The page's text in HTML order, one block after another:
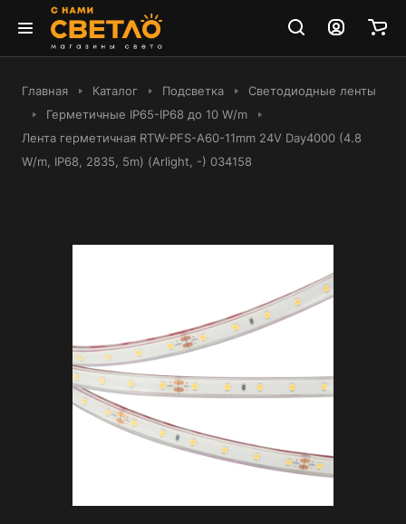
Главная Каталог Подсветка
Светодиодные ленты
Герметичные IP65-IP68 до 10 W/m
Лента герметичная RTW-PFS-A60-11mm 24V Day4000 (4.8
W/m, IP68, 2835, 5m) (Arlight, -) 034158